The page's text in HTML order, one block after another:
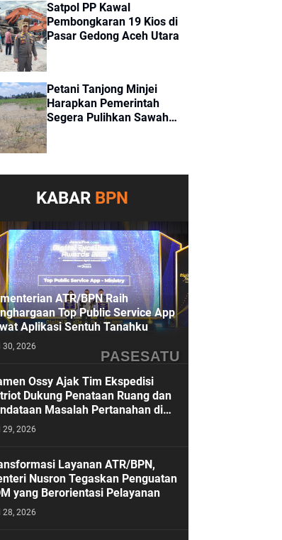
Satpol PP Kawal
Pembongkaran 19 Kios di
Pasar Gedong Aceh Utara
Petani Tanjong Minjei
Harapkan Pemerintah
Segera Pulihkan Sawah
KABAR BPN
PASESATU
ATR/BPN Raih
Top Public Service App
Aplikasi Sentuh Tanahku
30, 2026
Ossy Ajak Tim Ekspedisi
Dukung Penataan Ruang dan
Masalah Pertanahan di
Transmigrasi
29, 2026
Layanan ATR/BPN,
Nusron Tegaskan Penguatan
yang Berorientasi Pelayanan
28, 2026